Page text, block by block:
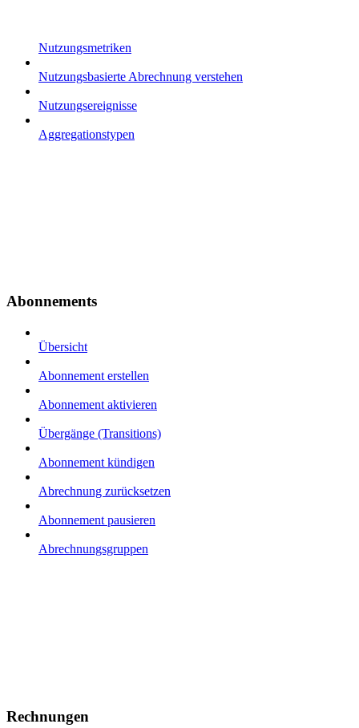
Nutzungsmetriken
Nutzungsbasierte Abrechnung verstehen
Nutzungsereignisse
Aggregationstypen
Abonnements
Übersicht
Abonnement erstellen
Abonnement aktivieren
Übergänge (Transitions)
Abonnement kündigen
Abrechnung zurücksetzen
Abonnement pausieren
Abrechnungsgruppen
Rechnungen